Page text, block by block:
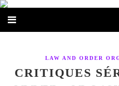
LAW AND ORDER
CRITIQUES